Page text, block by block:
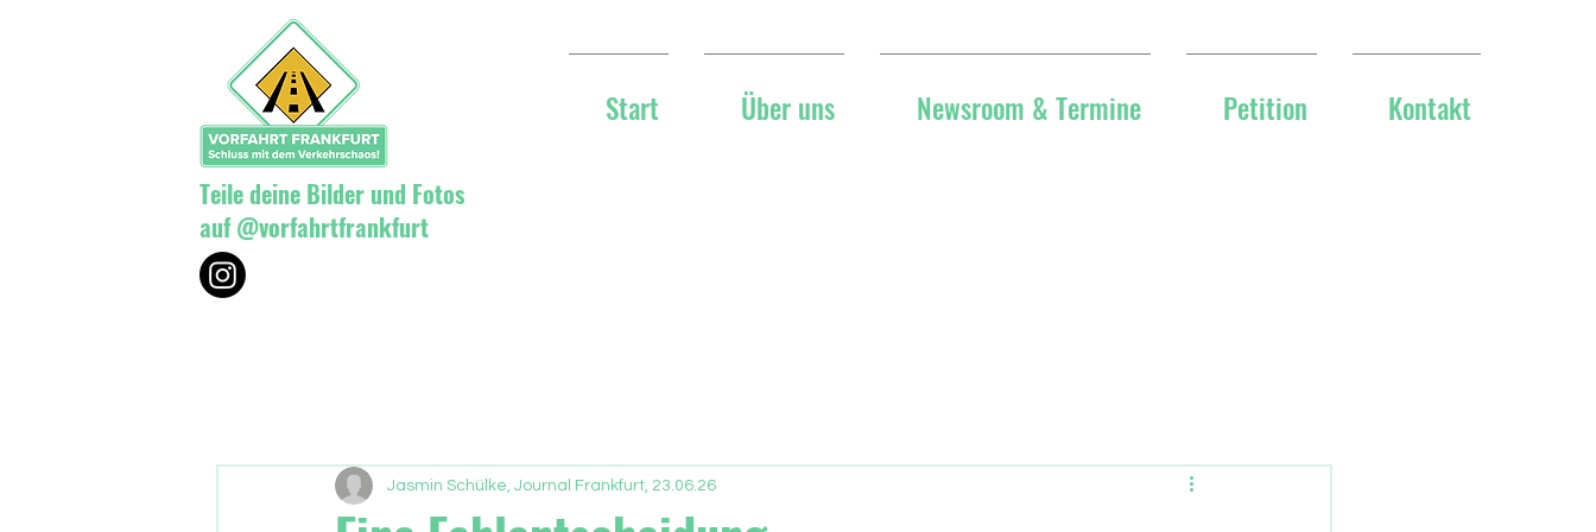
Teile deine Bilder und Fotos
auf @vorfahrtfrankfurt
Start Über uns Newsroom & Termine Petition Kontakt
Jasmin Schülke, Journal Frankfurt, 23.06.26